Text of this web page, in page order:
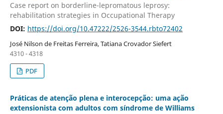
Case report on borderline-lepromatous leprosy:
rehabilitation strategies in Occupational Therapy
DOI: https://doi.org/10.47222/2526-3544.rbto72402
José Nilson de Freitas Ferreira, Tatiana Crovador Siefert
4310 - 4318
PDF
Práticas de atenção plena e interocepção: uma ação
extensionista com adultos com síndrome de Williams